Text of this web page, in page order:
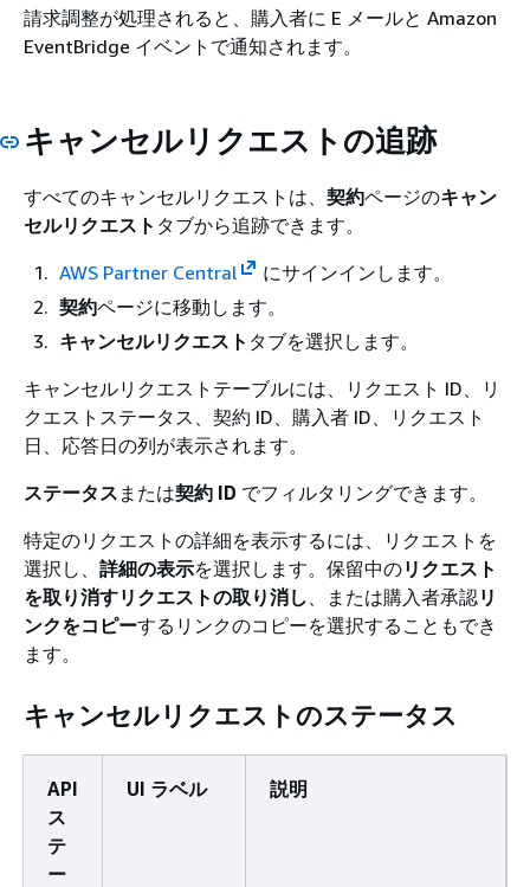
請求調整が処理されると、購入者に E メールと Amazon
EventBridge イベントで通知されます。
キャンセルリクエストの追跡
すべてのキャンセルリクエストは、 契約ページのキャン
セルリクエスト タブから追跡できます。
AWS Partner Central
にサインインします。
契約ページに移動します。
キャンセルリクエスト タブを選択します。
キャンセルリクエストテーブルには、リクエスト ID、リ
クエストステータス、契約 ID、購入者 ID、リクエスト
日、応答日の列が表示されます。
ステータス または契約 ID でフィルタリングできます。
特定のリクエストの詳細を表示するには、リクエストを
選択し、 詳細の表示を選択します。保留中のリクエスト
を取り消すリクエストの取り消し 、または購入者承認リ
ンクをコピーするリンクのコピーを選択することもでき
ます。
キャンセルリクエストのステータス
API
ス
テ
ー
UI ラベル 説明